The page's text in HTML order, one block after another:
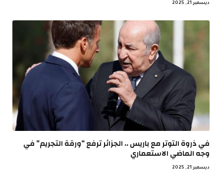
ديسمبر 21, 2025
في ذروة التوتر مع باريس .. الجزائر ترفع “ورقة التجريم” في
وجه الماضي الاستعماري
ديسمبر 21, 2025